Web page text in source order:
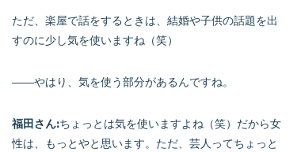
ただ、楽屋で話をするときは、結婚や子供の話題を出
すのに少し気を使いますね（笑）
――やはり、気を使う部分があるんですね。
福田さん:ちょっとは気を使いますよね（笑）だから女
性は、もっとやと思います。ただ、芸人ってちょっと